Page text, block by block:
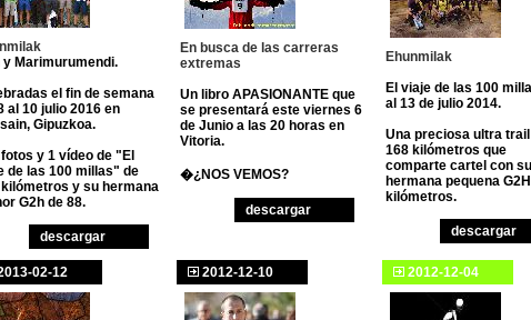
y Marimurumendi.
el fin de semana
al 10 julio 2016 en
Gipuzkoa.
y 1 vídeo de "El
de las 100 millas" de
y su hermana
G2h de 88.
descargar
En busca de las carreras
extremas
Un libro APASIONANTE que
se presentará este viernes 6
de Junio a las 20 horas en
Vitoria.
�¿NOS VEMOS?
descargar
Ehunmilak
El viaje de las 100
al 13 de julio 2014.
Una preciosa ultra
168 kilómetros que
comparte cartel con su
hermana pequena
kilómetros.
descargar
02-12 2012-12-10 2012-12-04